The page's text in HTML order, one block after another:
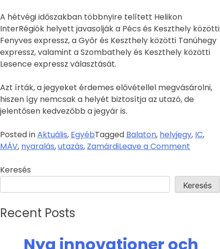
A hétvégi időszakban többnyire telített Helikon
InterRégiók helyett javasolják a Pécs és Keszthely közötti
Fenyves expressz, a Győr és Keszthely közötti Tanúhegy
expressz, valamint a Szombathely és Keszthely közötti
Lesence expressz választását.
Azt írták, a jegyeket érdemes elővétellel megvásárolni,
hiszen így nemcsak a helyét biztosítja az utazó, de
jelentősen kedvezőbb a jegyár is.
Posted inAktuális, EgyébTagged Balaton, helyjegy, IC,
MÁV, nyaralás,utazás, ZamárdiLeave a Comment
Keresés
Keresés
Recent Posts
Nya innovationer och